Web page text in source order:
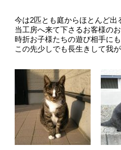
今は2匹とも庭からほとんど出
当工房へ来て下さるお客様の
時折お子様たちの遊び相手にも
この先少しでも長生きして我